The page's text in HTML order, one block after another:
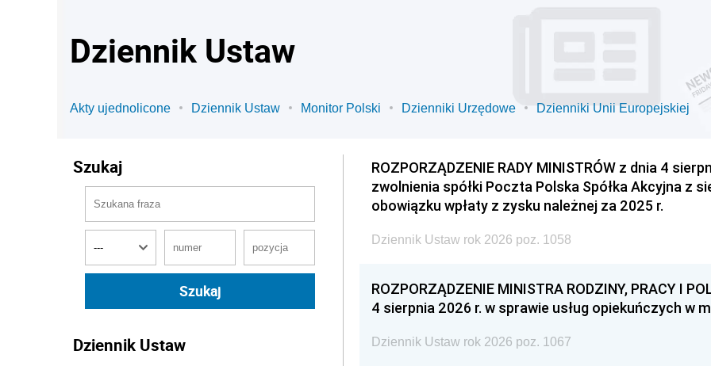
Dziennik Ustaw
Akty ujednolicone Dziennik Ustaw Monitor Polski Dzienniki Urzędowe Dzienniki Unii Europejskiej
Szukaj
Dziennik Ustaw
ROZPORZĄDZENIE RADY MINISTRÓW z dnia 4
zwolnienia spółki Poczta Polska Spółka Akcyjna z
obowiązku wpłaty z zysku należnej za 2025 r.
Dziennik Ustaw rok 2026 poz. 1058
ROZPORZĄDZENIE MINISTRA RODZINY, PRACY I
4 sierpnia 2026 r. w sprawie usług opiekuńczych w
Dziennik Ustaw rok 2026 poz. 1067